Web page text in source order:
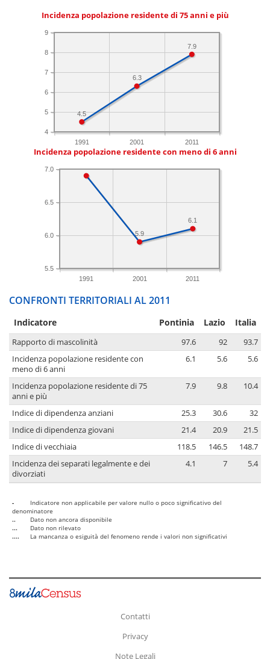
Incidenza popolazione residente di 75 anni e più
1991 2001 2011
4
5
6
7
8
9
7.9
6.3
4.5
Incidenza popolazione residente con meno di 6 anni
1991 2001 2011
5.5
6.0
6.5
7.0
6.1
5.9
CONFRONTI TERRITORIALI AL 2011
Indicatore Pontinia Lazio Italia
Rapporto di mascolinità 97.6 92
93.7
Incidenza popolazione residente con
meno di 6 anni
6.1 5.6 5.6
Incidenza popolazione residente di 75
anni e più
7.9 9.8 10.4
Indice di dipendenza anziani 25.3 30.6
32
Indice di dipendenza giovani
21.4 20.9
21.5
Indice di vecchiaia
118.5 146.5
148.7
Incidenza dei separati legalmente e dei
divorziati
4.1 7 5.4
-
Indicatore non applicabile per valore nullo o poco significativo del
denominatore
..
Dato non ancora disponibile
...
Dato non rilevato
....
La mancanza o esiguità del fenomeno rende i valori non significativi
Contatti
Privacy
Note Legali